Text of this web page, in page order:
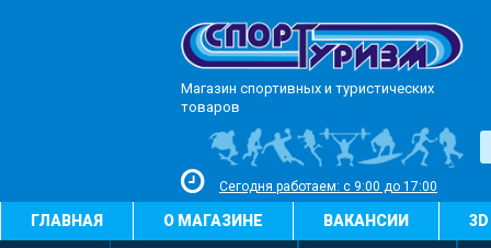
Магазин спортивных и туристических
товаров
Сегодня работаем: с 9:00 до 17:00
ГЛАВНАЯ О МАГАЗИНЕ ВАКАНСИИ